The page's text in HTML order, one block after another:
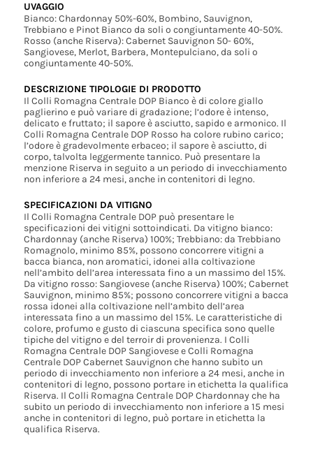
UVAGGIO
Bianco: Chardonnay 50%-60%, Bombino, Sauvignon,
Trebbiano e Pinot Bianco da soli o congiuntamente 40-50%.
Rosso (anche Riserva): Cabernet Sauvignon 50- 60%,
Sangiovese, Merlot, Barbera, Montepulciano, da soli o
congiuntamente 40-50%.
DESCRIZIONE TIPOLOGIE DI PRODOTTO
Il Colli Romagna Centrale DOP Bianco è di colore giallo
paglierino e può variare di gradazione; l’odore è intenso,
delicato e fruttato; il sapore è asciutto, sapido e armonico. Il
Colli Romagna Centrale DOP Rosso ha colore rubino carico;
l’odore è gradevolmente erbaceo; il sapore è asciutto, di
corpo, talvolta leggermente tannico. Può presentare la
menzione Riserva in seguito a un periodo di invecchiamento
non inferiore a 24 mesi, anche in contenitori di legno.
SPECIFICAZIONI DA VITIGNO
Il Colli Romagna Centrale DOP può presentare le
specificazioni dei vitigni sottoindicati. Da vitigno bianco:
Chardonnay (anche Riserva) 100%; Trebbiano: da Trebbiano
Romagnolo, minimo 85%, possono concorrere vitigni a
bacca bianca, non aromatici, idonei alla coltivazione
nell’ambito dell’area interessata fino a un massimo del 15%.
Da vitigno rosso: Sangiovese (anche Riserva) 100%; Cabernet
Sauvignon, minimo 85%; possono concorrere vitigni a bacca
rossa idonei alla coltivazione nell’ambito dell’area
interessata fino a un massimo del 15%. Le caratteristiche di
colore, profumo e gusto di ciascuna specifica sono quelle
tipiche del vitigno e del terroir di provenienza. I Colli
Romagna Centrale DOP Sangiovese e Colli Romagna
Centrale DOP Cabernet Sauvignon che hanno subito un
periodo di invecchiamento non inferiore a 24 mesi, anche in
contenitori di legno, possono portare in etichetta la qualifica
Riserva. Il Colli Romagna Centrale DOP Chardonnay che ha
subito un periodo di invecchiamento non inferiore a 15 mesi
anche in contenitori di legno, può portare in etichetta la
qualifica Riserva.